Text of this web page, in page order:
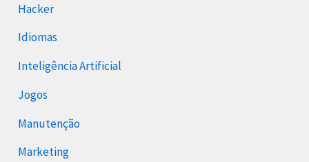
Hacker
Idiomas
Inteligência Artificial
Jogos
Manutenção
Marketing